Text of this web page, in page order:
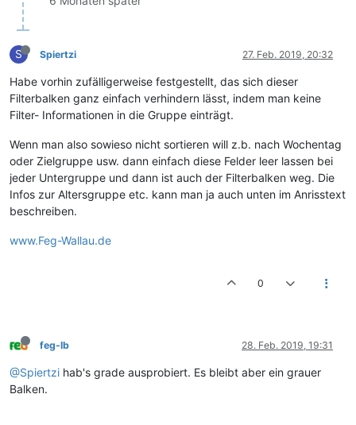
S Spiertzi 27. Feb. 2019, 20:32
Habe vorhin zufälligerweise festgestellt, das sich dieser
Filterbalken ganz einfach verhindern lässt, indem man keine
Filter- Informationen in die Gruppe einträgt.
Wenn man also sowieso nicht sortieren will z.b. nach Wochentag
oder Zielgruppe usw. dann einfach diese Felder leer lassen bei
jeder Untergruppe und dann ist auch der Filterbalken weg. Die
Infos zur Altersgruppe etc. kann man ja auch unten im Anrisstext
beschreiben.
www.Feg-Wallau.de
0
feg-lb 28. Feb. 2019, 19:31
@Spiertzi hab's grade ausprobiert. Es bleibt aber ein grauer
Balken.